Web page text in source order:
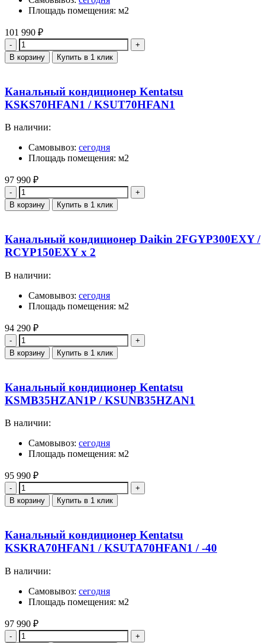
Площадь помещения: м2
101 990 ₽
Количество
В корзину Купить в 1 клик
Канальный кондиционер Kentatsu
KSKS70HFAN1 / KSUT70HFAN1
В наличии:
Самовывоз: сегодня
Площадь помещения: м2
97 990 ₽
Количество
В корзину Купить в 1 клик
Канальный кондиционер Daikin 2FGYP300EXY /
RCYP150EXY x 2
В наличии:
Самовывоз: сегодня
Площадь помещения: м2
94 290 ₽
Количество
В корзину Купить в 1 клик
Канальный кондиционер Kentatsu
KSMB35HZAN1P / KSUNB35HZAN1
В наличии:
Самовывоз: сегодня
Площадь помещения: м2
95 990 ₽
Количество
В корзину Купить в 1 клик
Канальный кондиционер Kentatsu
KSKRA70HFAN1 / KSUTA70HFAN1 / -40
В наличии:
Самовывоз: сегодня
Площадь помещения: м2
97 990 ₽
Количество